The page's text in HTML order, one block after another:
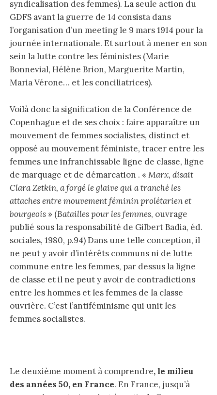
syndicalisation des femmes). La seule action du
GDFS avant la guerre de 14 consista dans
l’organisation d’un meeting le 9 mars 1914 pour la
journée internationale. Et surtout à mener en son
sein la lutte contre les féministes (Marie
Bonnevial, Hélène Brion, Marguerite Martin,
Maria Vérone… et les conciliatrices).
Voilà donc la signification de la Conférence de
Copenhague et de ses choix : faire apparaître un
mouvement de femmes socialistes, distinct et
opposé au mouvement féministe, tracer entre les
femmes une infranchissable ligne de classe, ligne
de marquage et de démarcation . « Marx, disait
Clara Zetkin, a forgé le glaive qui a tranché les
attaches entre mouvement féminin prolétarien et
bourgeois » (Batailles pour les femmes, ouvrage
publié sous la responsabilité de Gilbert Badia, éd.
sociales, 1980, p.94) Dans une telle conception, il
ne peut y avoir d’intérêts communs ni de lutte
commune entre les femmes, par dessus la ligne
de classe et il ne peut y avoir de contradictions
entre les hommes et les femmes de la classe
ouvrière. C’est l’antiféminisme qui unit les
femmes socialistes.
Le deuxième moment à comprendre, le milieu
des années 50, en France. En France, jusqu’à